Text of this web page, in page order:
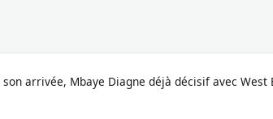
arrivée, Mbaye Diagne déjà décisif avec West